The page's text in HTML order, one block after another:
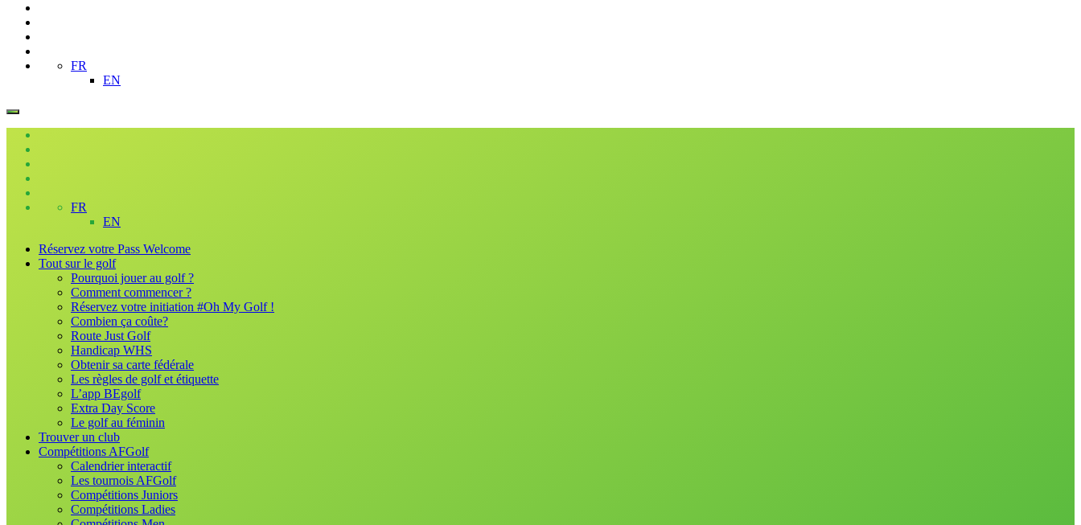
FR
EN
FR
EN
Réservez votre Pass Welcome
Tout sur le golf
Pourquoi jouer au golf ?
Comment commencer ?
Réservez votre initiation #Oh My Golf !
Combien ça coûte?
Route Just Golf
Handicap WHS
Obtenir sa carte fédérale
Les règles de golf et étiquette
L’app BEgolf
Extra Day Score
Le golf au féminin
Trouver un club
Compétitions AFGolf
Calendrier interactif
Les tournois AFGolf
Compétitions Juniors
Compétitions Ladies